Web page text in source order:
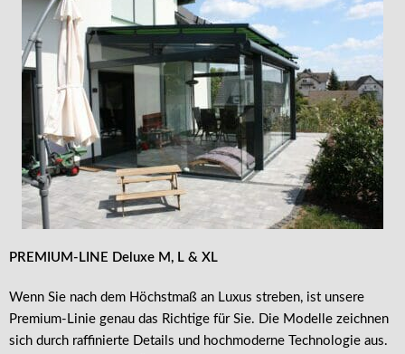
PREMIUM-LINE Deluxe M, L & XL
Wenn Sie nach dem Höchstmaß an Luxus streben, ist unsere
Premium-Linie genau das Richtige für Sie. Die Modelle zeichnen
sich durch raffinierte Details und hochmoderne Technologie aus.